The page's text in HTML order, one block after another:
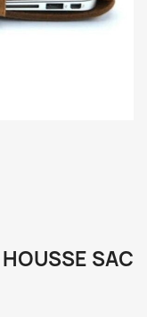
SAC